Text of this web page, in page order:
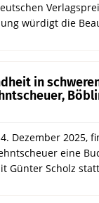
würdigt die
in
Dezember 2025,
eine
Günter Scholz